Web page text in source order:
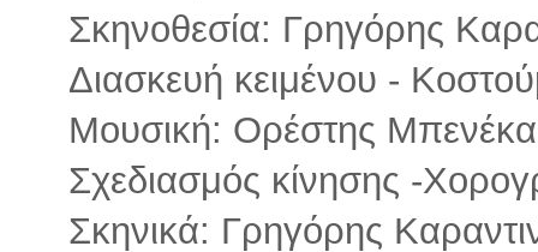
Σκηνοθεσία: Γρηγόρης
Διασκευή κειμένου -
Μουσική: Ορέστης
Σχεδιασμός κίνησης -
Σκηνικά: Γρηγόρης